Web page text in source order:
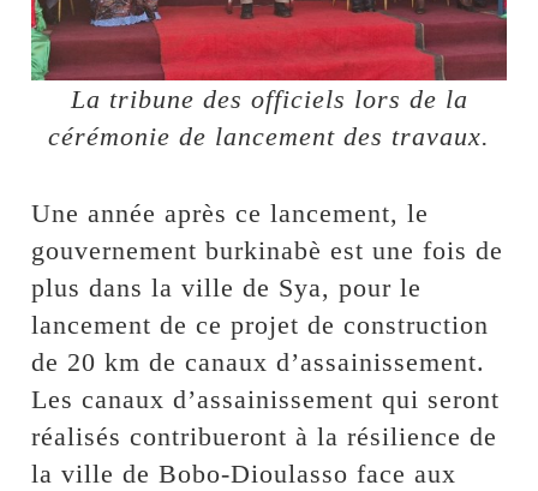
La tribune des officiels lors de la
cérémonie de lancement des travaux.
Une année après ce lancement, le
gouvernement burkinabè est une fois de
plus dans la ville de Sya, pour le
lancement de ce projet de construction
de 20 km de canaux d’assainissement.
Les canaux d’assainissement qui seront
réalisés contribueront à la résilience de
la ville de Bobo-Dioulasso face aux